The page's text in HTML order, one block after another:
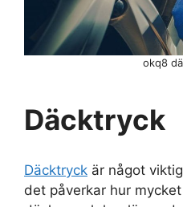
okq8
Däcktryck
Däcktryck är något
det påverkar hur